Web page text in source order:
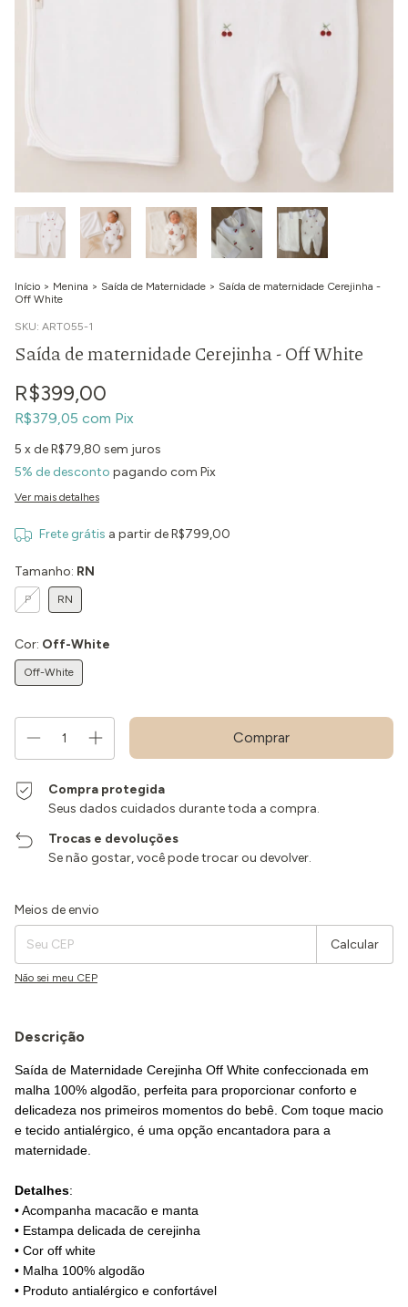
Início > Menina > Saída de Maternidade > Saída de maternidade Cerejinha -
Off White
SKU: ART055-1
Saída de maternidade Cerejinha - Off White
R$399,00
R$379,05 com Pix
5 x deR$79,80 sem juros
5% de desconto pagando com Pix
Ver mais detalhes
Frete grátis a partir deR$799,00
Tamanho: RN
P RN
Cor: Off-White
Off-White
Compra protegida
Seus dados cuidados durante toda a compra.
Trocas e devoluções
Se não gostar, você pode trocar ou devolver.
Entregas para o CEP:
Meios de envio
Calcular
Não sei meu CEP
Descrição
Saída de Maternidade Cerejinha Off White confeccionada em
malha 100% algodão, perfeita para proporcionar conforto e
delicadeza nos primeiros momentos do bebê. Com toque macio
e tecido antialérgico, é uma opção encantadora para a
maternidade.
Detalhes:
• Acompanha macacão e manta
• Estampa delicada de cerejinha
• Cor off white
• Malha 100% algodão
• Produto antialérgico e confortável